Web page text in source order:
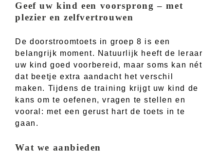
remedial
teaching
bijles
huiswerk
begeleiding
doorstroomtoets-
training
contact
Geef uw kind een voorsprong – met
plezier en zelfvertrouwen
De doorstroomtoets in groep 8 is een
belangrijk moment. Natuurlijk heeft de leraar
uw kind goed voorbereid, maar soms kan nét
dat beetje extra aandacht het verschil
maken. Tijdens de training krijgt uw kind de
kans om te oefenen, vragen te stellen en
vooral: met een gerust hart de toets in te
gaan.
Wat we aanbieden